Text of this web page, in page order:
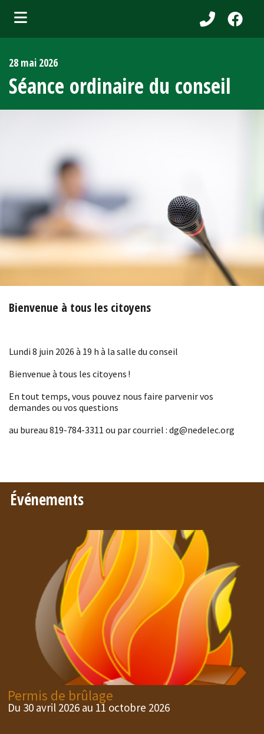
(Attraits touristiques )
28 mai 2026
Séance ordinaire du conseil
Bienvenue à tous les citoyens
Lundi 8 juin 2026 à 19 h à la salle du conseil
Bienvenue à tous les citoyens !
En tout temps, vous pouvez nous faire parvenir vos
demandes ou vos questions
au bureau 819-784-3311 ou par courriel : dg@nedelec.org
Événements
Permis de brûlage
Du 30 avril 2026 au 11 octobre 2026